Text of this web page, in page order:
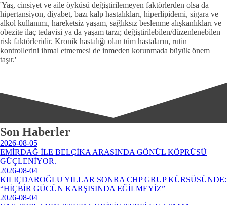
'Yaş, cinsiyet ve aile öyküsü değiştirilemeyen faktörlerden olsa da
hipertansiyon, diyabet, bazı kalp hastalıkları, hiperlipidemi, sigara ve
alkol kullanımı, hareketsiz yaşam, sağlıksız beslenme alışkanlıkları ve
obezite ilaç tedavisi ya da yaşam tarzı; değiştirilebilen/düzenlenebilen
risk faktörleridir. Kronik hastalığı olan tüm hastaların, rutin
kontrollerini ihmal etmemesi de inmeden korunmada büyük önem
taşır.'
Son Haberler
2026-08-05
EMİRDAĞ İLE BELÇİKA ARASINDA GÖNÜL KÖPRÜSÜ
GÜÇLENİYOR.
2026-08-04
KILIÇDAROĞLU YILLAR SONRA CHP GRUP KÜRSÜSÜNDE:
“HİÇBİR GÜCÜN KARŞISINDA EĞİLMEYİZ”
2026-08-04